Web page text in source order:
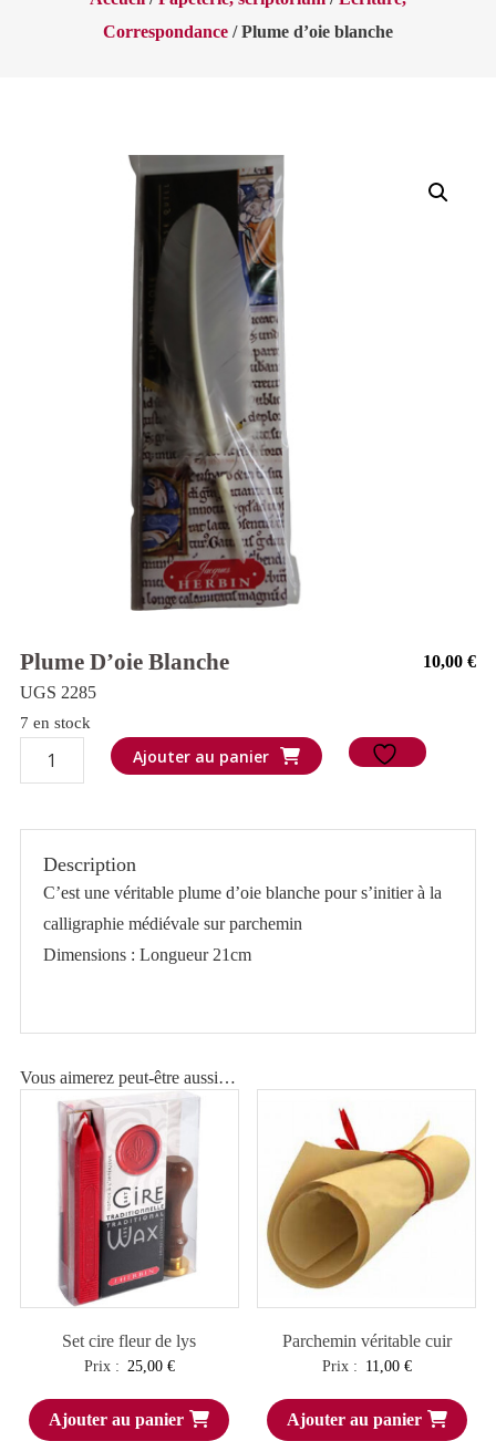
Correspondance/ Plume d’oie blanche
Plume D’oie Blanche 10,00€
UGS 2285
7 en stock
quantité
de
blanche
Ajouter au panier
Description
C’est une véritable plume d’oie blanche pour s’initier à la
calligraphie médiévale sur parchemin
Dimensions : Longueur 21cm
Vous aimerez peut-être aussi…
Set cire fleur de lys
Prix : 25,00 €
Ajouter au panier
Parchemin véritable cuir
Prix : 11,00 €
Ajouter au panier